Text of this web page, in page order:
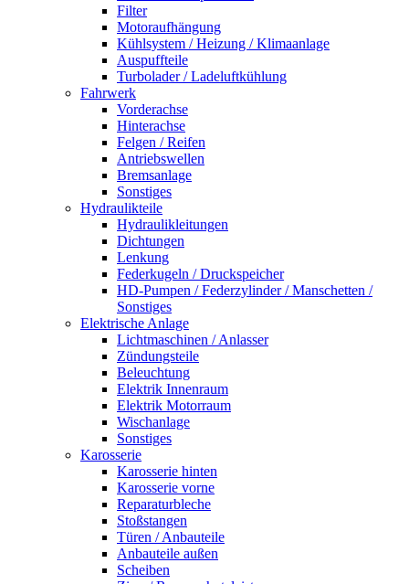
Filter
Motoraufhängung
Kühlsystem / Heizung / Klimaanlage
Auspuffteile
Turbolader / Ladeluftkühlung
Fahrwerk
Vorderachse
Hinterachse
Felgen / Reifen
Antriebswellen
Bremsanlage
Sonstiges
Hydraulikteile
Hydraulikleitungen
Dichtungen
Lenkung
Federkugeln / Druckspeicher
HD-Pumpen / Federzylinder / Manschetten /
Sonstiges
Elektrische Anlage
Lichtmaschinen / Anlasser
Zündungsteile
Beleuchtung
Elektrik Innenraum
Elektrik Motorraum
Wischanlage
Sonstiges
Karosserie
Karosserie hinten
Karosserie vorne
Reparaturbleche
Stoßstangen
Türen / Anbauteile
Anbauteile außen
Scheiben